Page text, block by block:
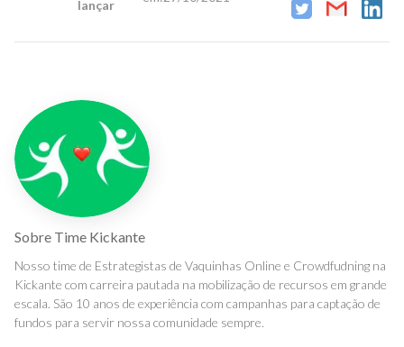
lançar
Sobre Time Kickante
Nosso time de Estrategistas de Vaquinhas Online e Crowdfudning na
Kickante com carreira pautada na mobilização de recursos em grande
escala. São 10 anos de experiência com campanhas para captação de
fundos para servir nossa comunidade sempre.